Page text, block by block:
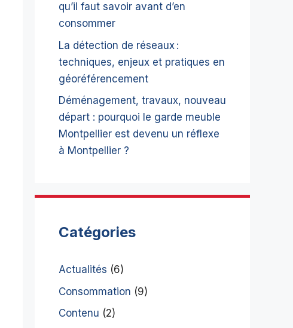
qu’il faut savoir avant d’en
consommer
La détection de réseaux :
techniques, enjeux et pratiques en
géoréférencement
Déménagement, travaux, nouveau
départ : pourquoi le garde meuble
Montpellier est devenu un réflexe
à Montpellier ?
Catégories
Actualités (6)
Consommation (9)
Contenu (2)